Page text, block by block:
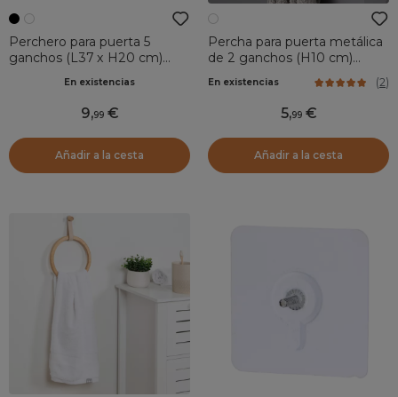
Perchero para puerta 5
ganchos (L37 x H20 cm)
En existencias
9,99
Añadir a la cesta
Percha para puerta metálica
de 2 ganchos (H10 cm)
En existencias (2)
5,99
Añadir a la cesta